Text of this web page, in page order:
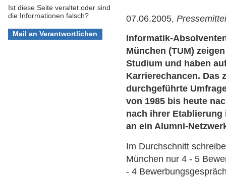
Ist diese Seite veraltet oder sind
die Informationen falsch?
07.06.2005,
Informatik-
München (TUM)
Studium und haben
Karrierechancen. Das
durchgeführte
von 1985 bis heute
nach ihrer
an ein Alumni-
Im Durchschnitt
München nur 4 - 5
- 4